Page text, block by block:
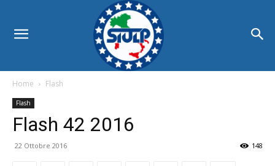
Home Flash
Flash
Flash 42 2016
22 Ottobre 2016 148